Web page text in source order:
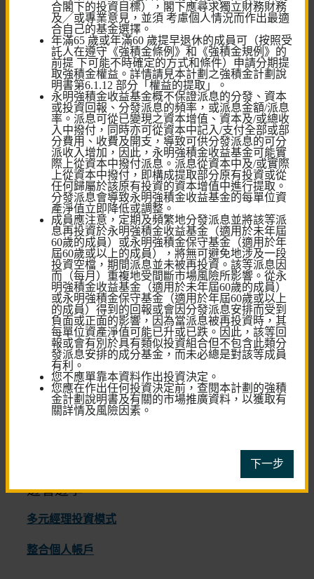
合閣下的投資目標），閣下應尋求獨立財務財務
及╱或專業意見，並須 考慮個人情況而作出最適
合自己的基金選擇。
年滿65 歲或年滿60 歲提早退休的成員可（按照受
託人在遵守《強積金條例》和《強積金規例》的
前提 下可能不時確定的方式和條件）申請分期提
取強積金權益。詳情請見本計劃之強積金計劃說
明書第6.1.12 部分「權益的提取」。
永明強積金收益基金概不保證派息的分發、資本
或投資回報、分發派息的頻率，或派息金額/派息
率。派息可從已變現之資本增值、資本及/或總收
⼊中撥付，同時亦可從資本中記入/支付全部或部
分費用、收費及開支，導致可供分發派息的可分
派收⼊增加，因此，永明強積金收益基金可能實
際上從資本中撥付派息。派息從資本中及/或實際
上從資本中撥付，即構成提取部分原有投資或從
任何歸屬於該原有投資的資本增值中進行提取。
分發派息會導致永明強積金收益基金的每單位資
產淨值立即降低或調整。
成員應注意，定期及頻繁地分發派息並將該等派
息再投資於永明強積金收益基金（適用於未年屆
60歲的成員）或永明強積金保守基金（適用於年
屆60歲或以上的成員），將無可避免地涉及一段
投資空檔，期間派息並未被再投資。該等派息因
而（每月）重複地受間斷市場風險所影響。從永
明強積金收益基金（適用於未年屆60歲的成員）
或永明強積金保守基金（適用於年屆60歲或以上
的成員）得到的回報或會因分發派息安排而受到
負面或正面的影響，因為當派息被再投資時，其
每單位資產淨值可能已升或已跌。因此，該等回
報或會有別於具有類似投資組合但不包含此類分
發派息安排的成分基金，而未必總是對該等成員
有利。​
您不應單靠本資料作出投資決定。
您應在作出任何投資決定前，查閱本計劃的強積
金計劃說明書及有關的市場推廣資料，以獲取有
關詳情及風險因素。
下一步
快速連結
強積金及公積金計劃
僱員自選安排
個人帳戶
預設投資策略
工具及計算機
投資風險評估
退休儲蓄
計算機
邊看邊學
多元經理投資模式
整合個人帳戶